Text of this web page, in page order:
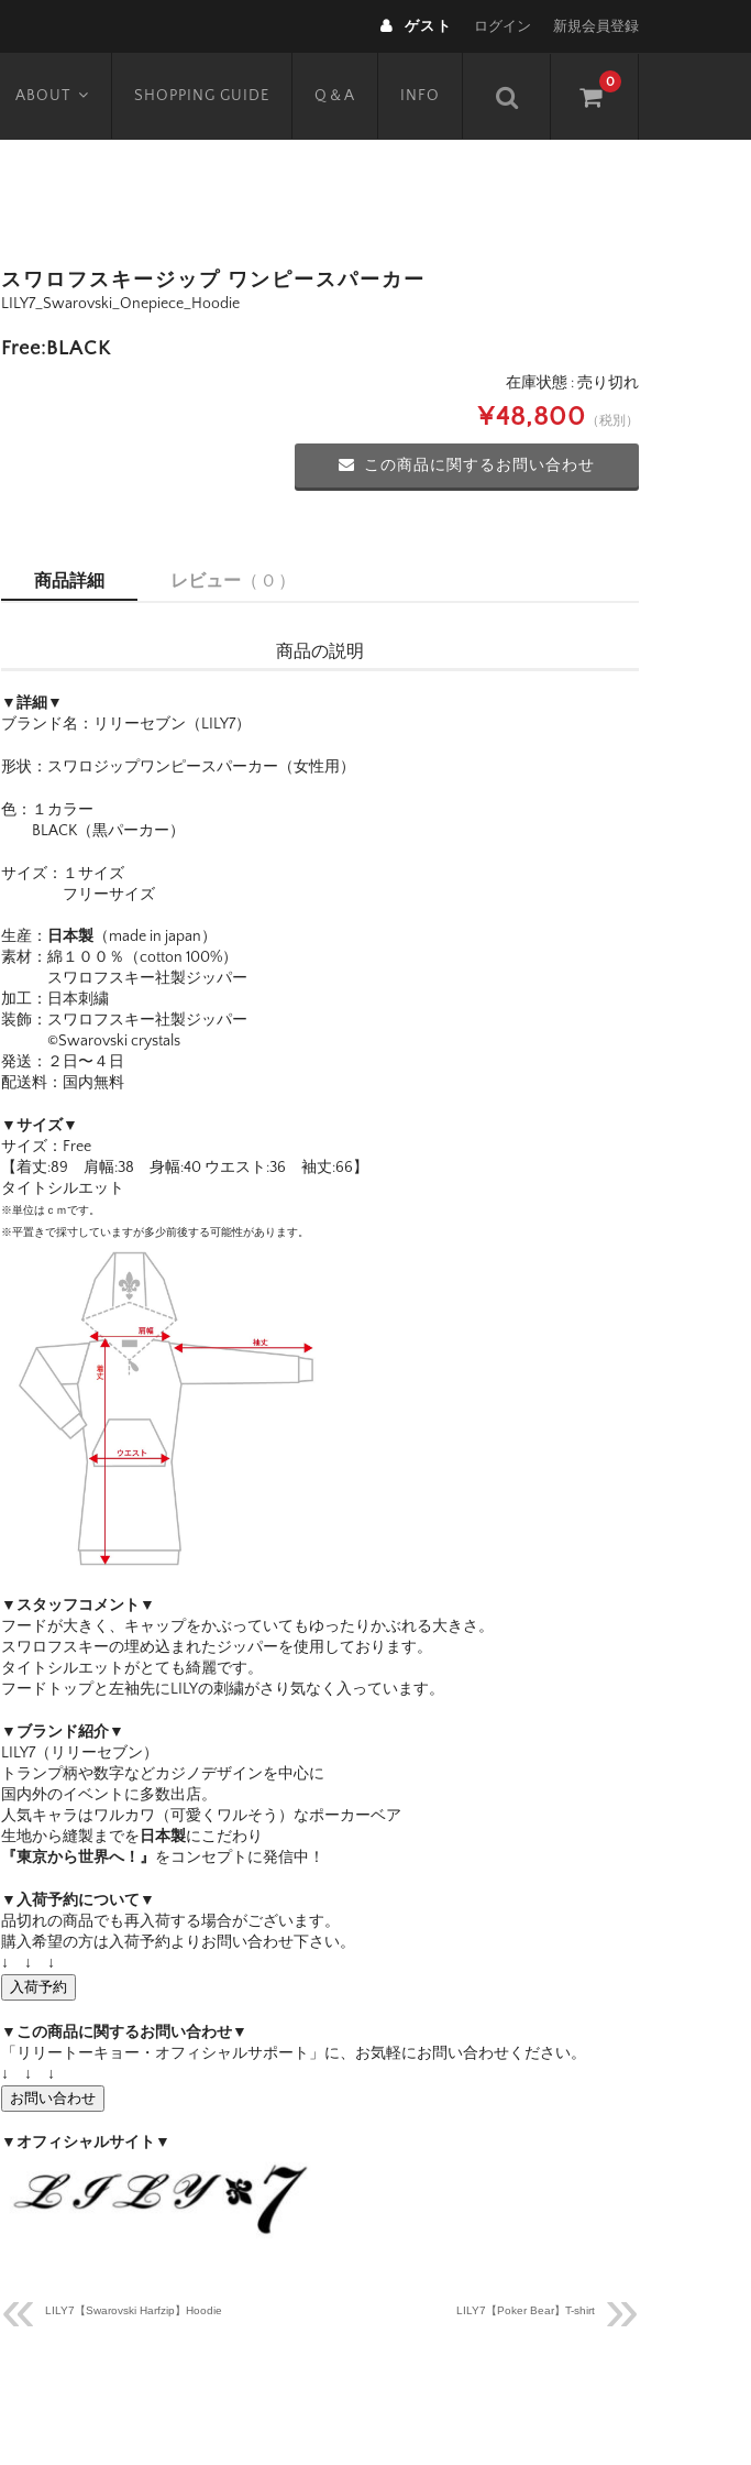
ゲスト ログイン 新規会員登録
0
ABOUT SHOPPING GUIDE Q＆A INFO
スワロフスキージップ ワンピースパーカー
LILY7_Swarovski_Onepiece_Hoodie
Free:BLACK
在庫状態 : 売り切れ
¥48,800 （税別）
この商品に関するお問い合わせ
商品詳細 レビュー （ 0 ）
商品の説明
▼詳細▼
ブランド名：リリーセブン（LILY7）
形状：スワロジップワンピースパーカー（女性用）
色：１カラー
BLACK（黒パーカー）
サイズ：１サイズ
フリーサイズ
生産： 日本製 （made in japan）
素材：綿１００％（cotton 100%）
スワロフスキー社製ジッパー
加工：日本刺繍
装飾：スワロフスキー社製ジッパー
©︎Swarovski crystals
発送：２日〜４日
配送料：国内無料
▼サイズ▼
サイズ：Free
【着丈:89 肩幅:38 身幅:40 ウエスト:36 袖丈:66】
タイトシルエット
※単位はｃｍです。
※平置きで採寸していますが多少前後する可能性があります。
▼スタッフコメント▼
フードが大きく、キャップをかぶっていてもゆったりかぶれる大きさ。
スワロフスキーの埋め込まれたジッパーを使用しております。
タイトシルエットがとても綺麗です。
フードトップと左袖先にLILYの刺繍がさり気なく入っています。
▼ブランド紹介▼
LILY7（リリーセブン）
トランプ柄や数字などカジノデザインを中心に
国内外のイベントに多数出店。
人気キャラはワルカワ（可愛くワルそう）なポーカーベア
生地から縫製までを 日本製にこだわり
『東京から世界へ！』 をコンセプトに発信中！
▼入荷予約について▼
品切れの商品でも再入荷する場合がございます。
購入希望の方は入荷予約よりお問い合わせ下さい。
↓ ↓ ↓
入荷予約
▼この商品に関するお問い合わせ▼
「リリートーキョー・オフィシャルサポート」に、お気軽にお問い合わせください。
↓ ↓ ↓
お問い合わせ
▼オフィシャルサイト▼
LILY7【Swarovski Harfzip】Hoodie LILY7【Poker Bear】T-shirt